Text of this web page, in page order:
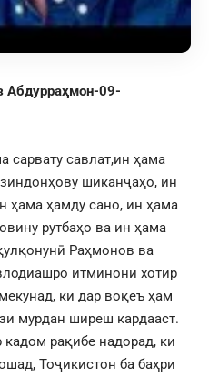
09-
сарвату савлат,ин ҳама
шиканҷаҳо, ин
ҳама ҳамду сано, ин ҳама
рутбаҳо ва ин ҳама
Раҳмонов ва
итминони хотир
ки дар воқеъ ҳам
мурдан ширеш кардааст.
рақибе надорад, ки
Тоҷикистон ба баҳри